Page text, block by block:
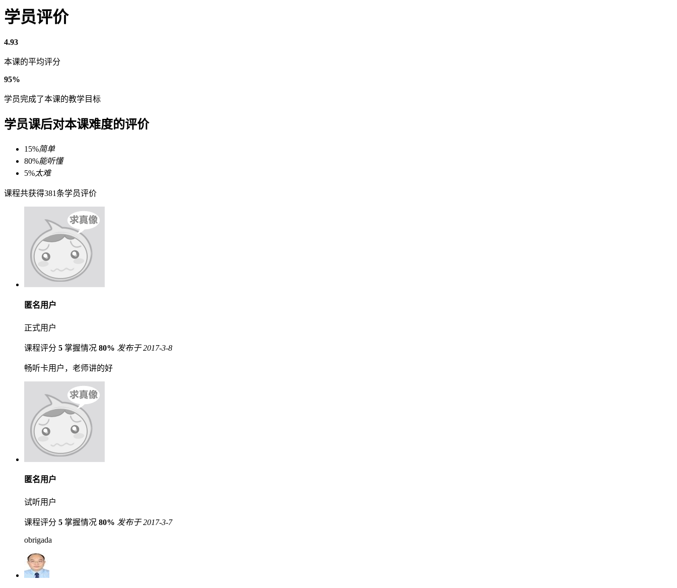
学员评价
4.93
本课的平均评分
95%
学员完成了本课的教学目标
学员课后对本课难度的评价
15%简单
80%能听懂
5%太难
课程共获得381条学员评价
匿名用户
正式用户
课程评分 5 掌握情况 80% 发布于 2017-3-8
畅听卡用户，老师讲的好
匿名用户
试听用户
课程评分 5 掌握情况 80% 发布于 2017-3-7
obrigada